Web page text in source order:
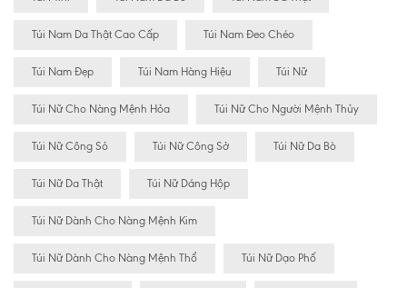
Túi Nam Da Thật Cao Cấp Túi Nam Đeo Chéo
Túi Nam Đẹp Túi Nam Hàng Hiệu Túi Nữ
Túi Nữ Cho Nàng Mệnh Hỏa Túi Nữ Cho Người Mệnh Thủy
Túi Nữ Công Sỏ Túi Nữ Công Sở Túi Nữ Da Bò
Túi Nữ Da Thật Túi Nữ Dáng Hộp
Túi Nữ Dành Cho Nàng Mệnh Kim
Túi Nữ Dành Cho Nàng Mệnh Thổ Túi Nữ Dạo Phố